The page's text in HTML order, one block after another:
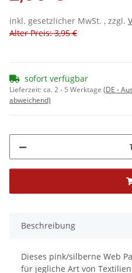
inkl. gesetzlicher MwSt. , zzgl.
Alter Preis: 3,95 €
sofort verfügbar
Lieferzeit:ca. 2 - 5 Werktage (DE -
abweichend)
Beschreibung
Dieses pink/silberne Web
für jegliche Art von